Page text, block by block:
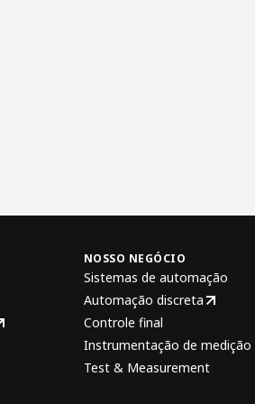
NOSSO NEGÓCIO
Sistemas de automação
Automação discreta
Controle final
Instrumentação de medição
Test & Measurement